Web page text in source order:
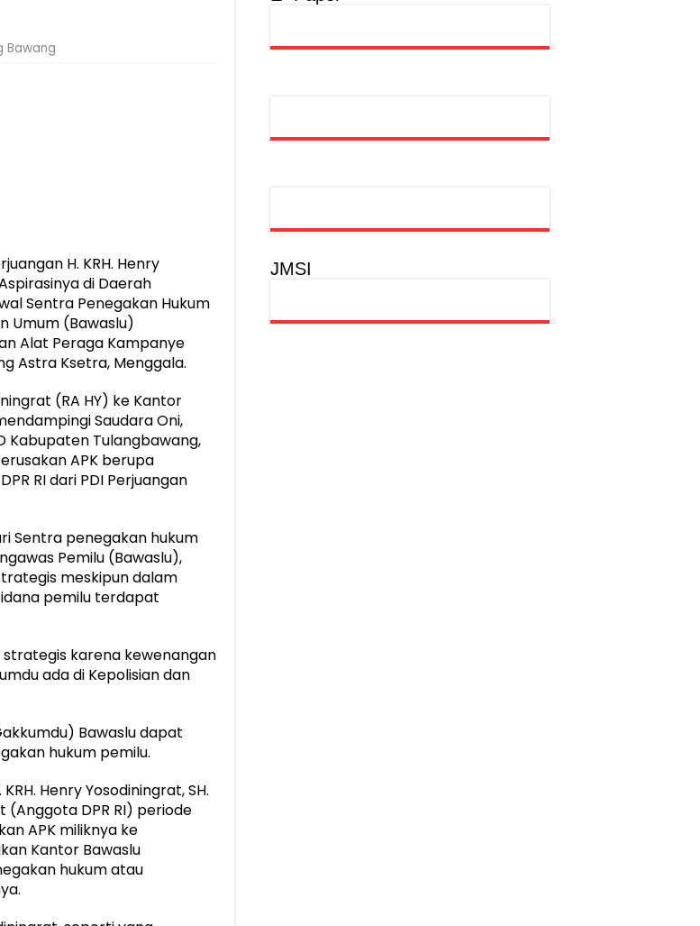
II di Perairan Sumenep
Nilai Agama
Dorong Kolaborasi Industri Kreatif dan Fashion Muslim
Bawang
H. KRH. Henry
di Daerah
Sentra Penegakan Hukum
Umum (Bawaslu)
Alat Peraga Kampanye
Astra Ksetra, Menggala.
(RA HY) ke Kantor
Saudara Oni,
Kabupaten Tulangbawang,
APK berupa
RI dari PDI Perjuangan
Sentra penegakan hukum
Pemilu (Bawaslu),
meskipun dalam
pemilu terdapat
strategis karena kewenangan
ada di Kepolisian dan
Bawaslu dapat
hukum pemilu.
Henry Yosodiningrat, SH.
(Anggota DPR RI) periode
APK miliknya ke
Kantor Bawaslu
hukum atau
JMSI